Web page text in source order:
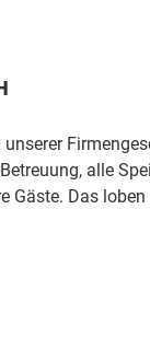
alle
Gäste. Das